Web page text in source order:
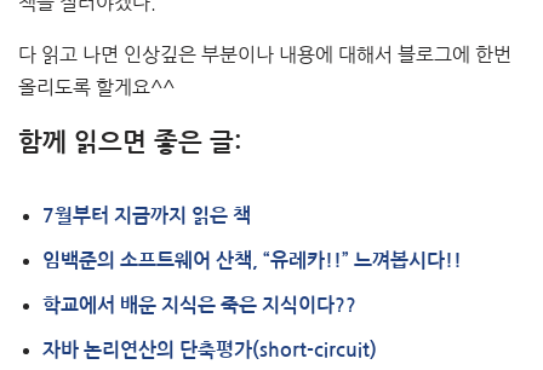
다 읽고 나면 인상깊은 부분이나 내용에 대해서 블로그에 한번
올리도록 할게요^^
함께 읽으면 좋은 글:
7월부터 지금까지 읽은 책
임백준의 소프트웨어 산책, “유레카!!” 느껴봅시다!!
학교에서 배운 지식은 죽은 지식이다??
자바 논리연산의 단축평가(short-circuit)